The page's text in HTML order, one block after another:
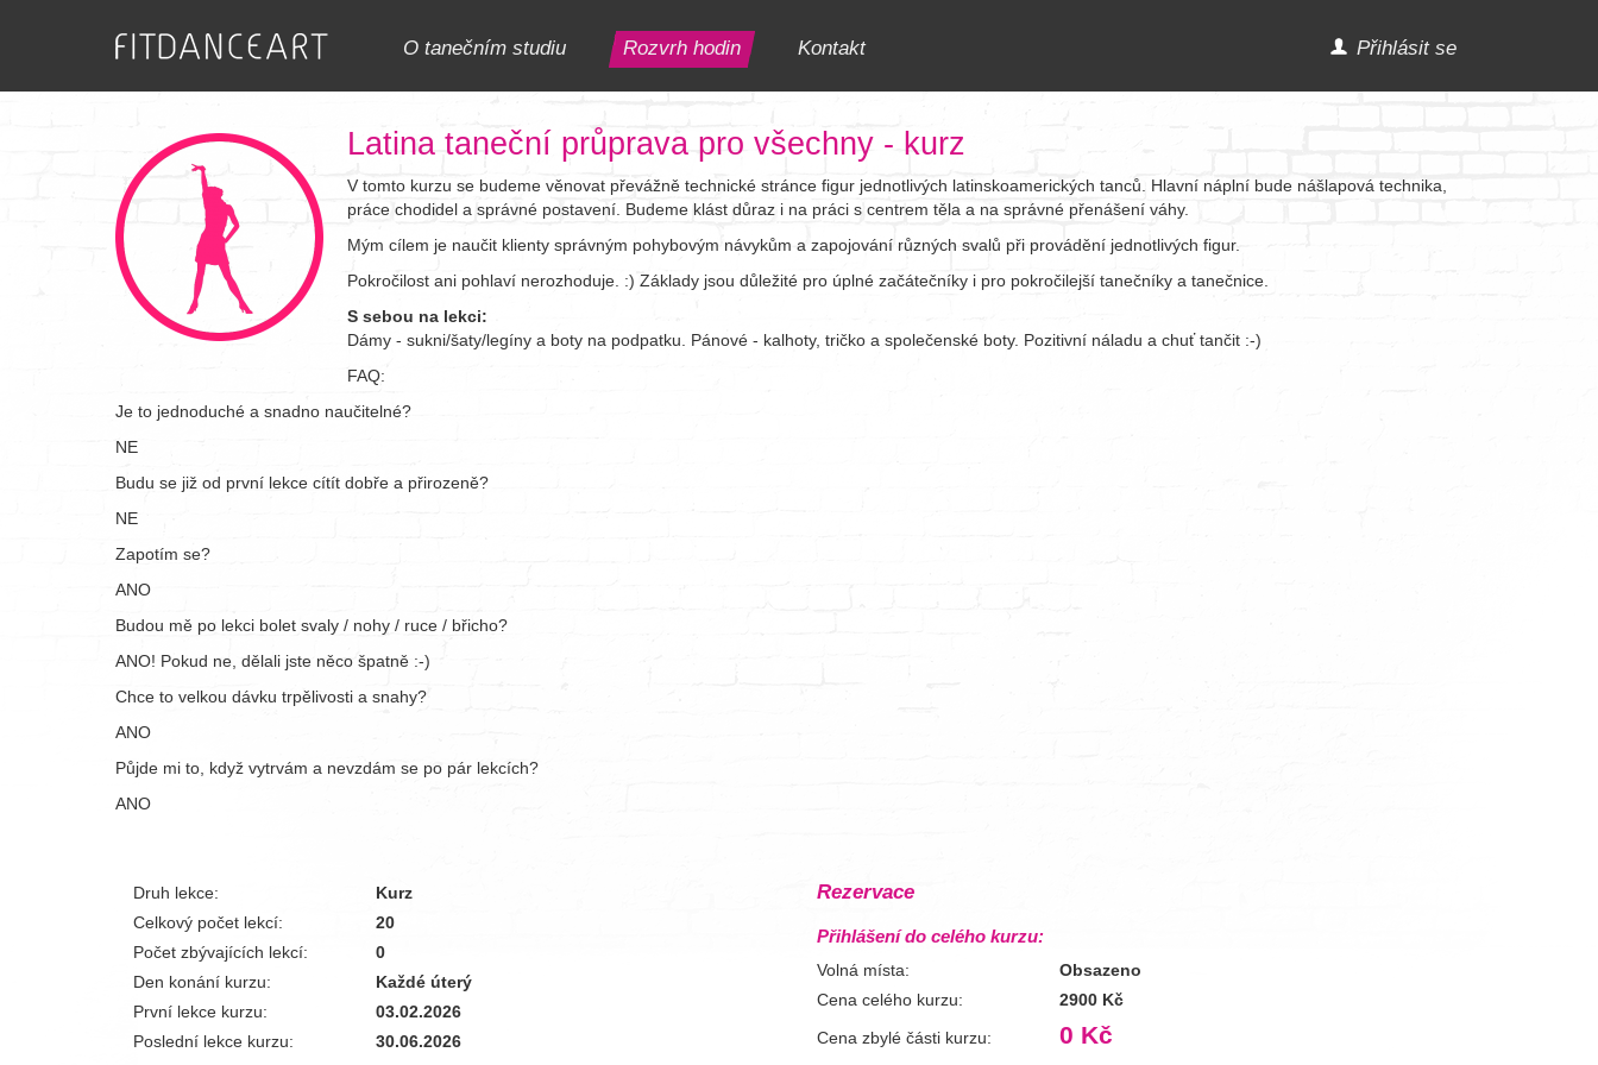
O tanečním studiu Rozvrh hodin Kontakt Přihlásit se
Latina taneční průprava pro všechny - kurz
V tomto kurzu se budeme věnovat převážně technické stránce figur jednotlivých latinskoamerických tanců. Hlavní náplní bude nášlapová technika,
práce chodidel a správné postavení. Budeme klást důraz i na práci s centrem těla a na správné přenášení váhy.
Mým cílem je naučit klienty správným pohybovým návykům a zapojování různých svalů při provádění jednotlivých figur.
Pokročilost ani pohlaví nerozhoduje. :) Základy jsou důležité pro úplné začátečníky i pro pokročilejší tanečníky a tanečnice.
S sebou na lekci:
Dámy - sukni/šaty/legíny a boty na podpatku. Pánové - kalhoty, tričko a společenské boty. Pozitivní náladu a chuť tančit :-)
FAQ:
Je to jednoduché a snadno naučitelné?
NE
Budu se již od první lekce cítít dobře a přirozeně?
NE
Zapotím se?
ANO
Budou mě po lekci bolet svaly / nohy / ruce / břicho?
ANO! Pokud ne, dělali jste něco špatně :-)
Chce to velkou dávku trpělivosti a snahy?
ANO
Půjde mi to, když vytrvám a nevzdám se po pár lekcích?
ANO
Druh lekce:
Kurz
Celkový počet lekcí:
20
Počet zbývajících lekcí:
0
Den konání kurzu:
Každé úterý
První lekce kurzu:
03.02.2026
Poslední lekce kurzu:
30.06.2026
Rezervace
Přihlášení do celého kurzu:
Volná místa:
Obsazeno
Cena celého kurzu:
2900 Kč
Cena zbylé části kurzu:
0 Kč